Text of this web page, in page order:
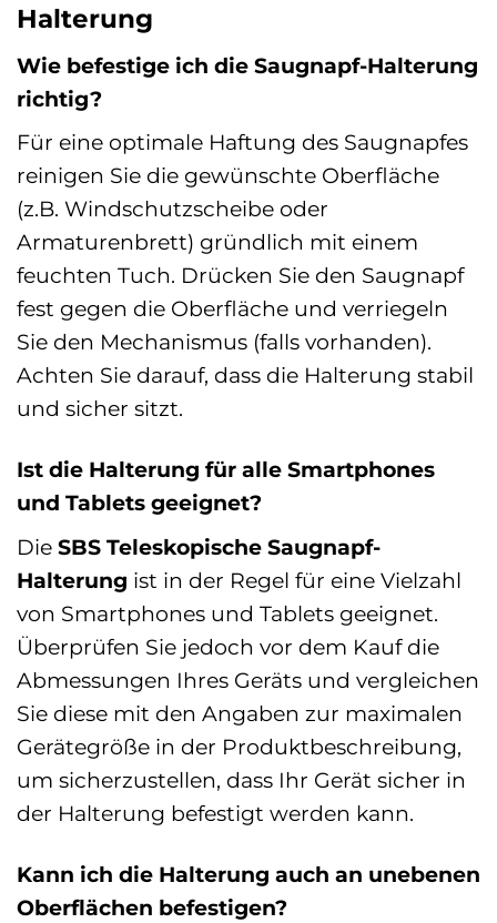
Halterung
Wie befestige ich die Saugnapf-Halterung
richtig?
Für eine optimale Haftung des Saugnapfes
reinigen Sie die gewünschte Oberfläche
(z.B. Windschutzscheibe oder
Armaturenbrett) gründlich mit einem
feuchten Tuch. Drücken Sie den Saugnapf
fest gegen die Oberfläche und verriegeln
Sie den Mechanismus (falls vorhanden).
Achten Sie darauf, dass die Halterung stabil
und sicher sitzt.
Ist die Halterung für alle Smartphones
und Tablets geeignet?
Die SBS Teleskopische Saugnapf-
Halterung ist in der Regel für eine Vielzahl
von Smartphones und Tablets geeignet.
Überprüfen Sie jedoch vor dem Kauf die
Abmessungen Ihres Geräts und vergleichen
Sie diese mit den Angaben zur maximalen
Gerätegröße in der Produktbeschreibung,
um sicherzustellen, dass Ihr Gerät sicher in
der Halterung befestigt werden kann.
Kann ich die Halterung auch an unebenen
Oberflächen befestigen?